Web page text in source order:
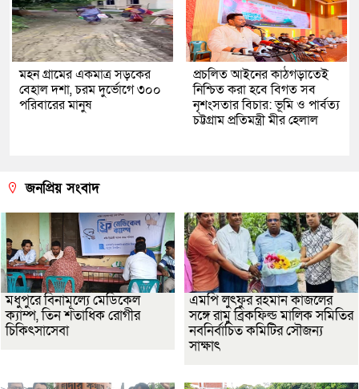
মহন গ্রামের একমাত্র সড়কের
বেহাল দশা, চরম দুর্ভোগে ৩০০
পরিবারের মানুষ
প্রচলিত আইনের কাঠগড়াতেই
নিশ্চিত করা হবে বিগত সব
নৃশংসতার বিচার: ভূমি ও পার্বত্য
চট্টগ্রাম প্রতিমন্ত্রী মীর হেলাল
জনপ্রিয় সংবাদ
মধুপুরে বিনামূল্যে মেডিকেল
ক্যাম্প, তিন শতাধিক রোগীর
চিকিৎসাসেবা
এমপি লুৎফুর রহমান কাজলের
সঙ্গে রামু ব্রিকফিল্ড মালিক সমিতির
নবনির্বাচিত কমিটির সৌজন্য
সাক্ষাৎ